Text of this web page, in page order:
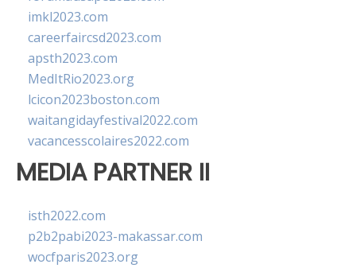
imkl2023.com
careerfaircsd2023.com
apsth2023.com
MedItRio2023.org
lcicon2023boston.com
waitangidayfestival2022.com
vacancesscolaires2022.com
MEDIA PARTNER II
isth2022.com
p2b2pabi2023-makassar.com
wocfparis2023.org